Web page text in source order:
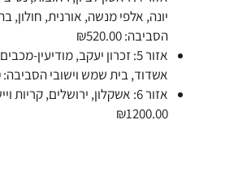
יונה, אלפי מנשה, אורנית, חולון,
הסביבה: ₪520.00
אזור 5: זכרון יעקב, מודיעין-
אשדוד, בית שמש וישובי הסביבה: ₪760.00
אזור 6: אשקלון, ירושלים, קריות
₪1200.00